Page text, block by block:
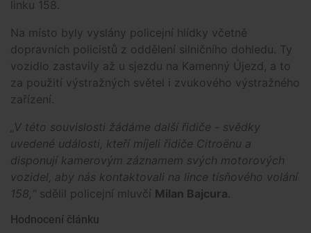
linku 158.
Na místo byly vyslány policejní hlídky včetně
dopravních policistů z oddělení silničního dohledu. Ty
vozidlo zastavily až u sjezdu na Kamenný Újezd, a to
za použití výstražných světel i zvukového výstražného
zařízení.
„V této souvislosti žádáme další řidiče - svědky
uvedené události, kteří míjeli řidiče Citroënu a
disponují kamerovým záznamem svých motorových
vozidel, aby nás kontaktovali na lince tísňového volání
158,“ sdělil policejní mluvčí Milan Bajcura.
Hodnocení článku